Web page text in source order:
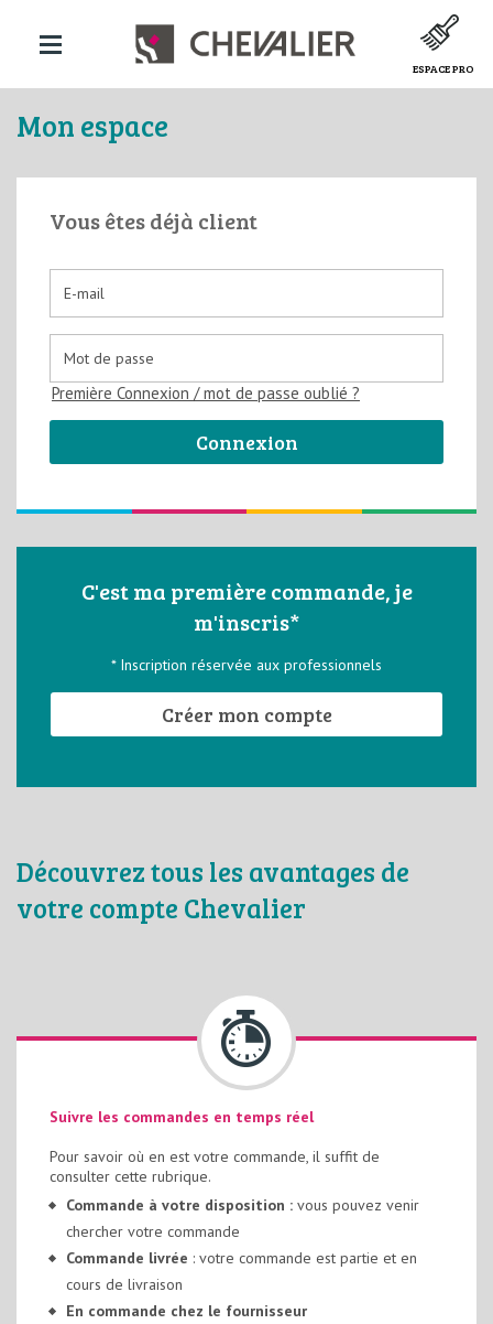
ESPACE PRO
Mon espace
Vous êtes déjà client
Première Connexion / mot de passe oublié ?
C'est ma première commande, je
m'inscris*
* Inscription réservée aux professionnels
Créer mon compte
Découvrez tous les avantages de
votre compte Chevalier
Suivre les commandes en temps réel
Pour savoir où en est votre commande, il suffit de
consulter cette rubrique.
Commande à votre disposition : vous pouvez venir
chercher votre commande
Commande livrée : votre commande est partie et en
cours de livraison
En commande chez le fournisseur